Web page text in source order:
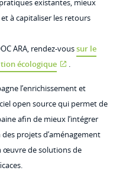
existantes, mieux
à capitaliser les retours
ARA, rendez-voussur le
écologique
.
l’enrichissement et
open source qui permet de
afin de mieux l’intégrer
projets d’aménagement
œuvre de solutions de